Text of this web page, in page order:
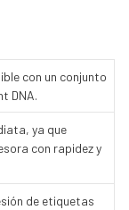
con un conjunto
DNA.
ya que
con rapidez y
de etiquetas